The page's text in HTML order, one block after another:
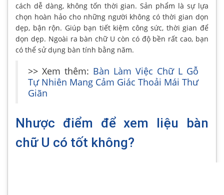
cách dễ dàng, không tốn thời gian. Sản phẩm là sự lựa
chọn hoàn hảo cho những người không có thời gian dọn
dẹp, bận rộn. Giúp bạn tiết kiệm công sức, thời gian để
dọn dẹp. Ngoài ra bàn chữ U còn có độ bền rất cao, bạn
có thể sử dụng bàn tính bằng năm.
>> Xem thêm: Bàn Làm Việc Chữ L Gỗ
Tự Nhiên Mang Cảm Giác Thoải Mái Thư
Giãn
Nhược điểm để xem liệu bàn
chữ U có tốt không?